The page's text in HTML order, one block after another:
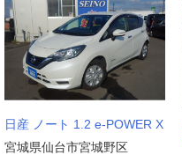
日産 ノート 1.2 e-POWER X
宮城県仙台市宮城野区